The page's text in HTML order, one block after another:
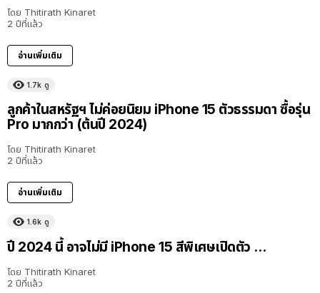
โดย Thitirath Kinaret
2 ปีที่แล้ว
อ่านเพิ่มเติม
1.7k ดู
ลูกค้าในสหรัฐฯ ไม่ค่อยนิยม iPhone 15 ตัวธรรมดา ซื้อรุ่น
Pro มากกว่า (ต้นปี 2024)
โดย Thitirath Kinaret
2 ปีที่แล้ว
อ่านเพิ่มเติม
1.6k ดู
ปี 2024 นี้ อาจไม่มี iPhone 15 สีพิเศษเปิดตัว …
โดย Thitirath Kinaret
2 ปีที่แล้ว